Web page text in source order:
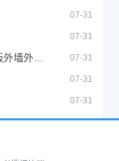
07-31
07-31
07-31
07-31
07-31